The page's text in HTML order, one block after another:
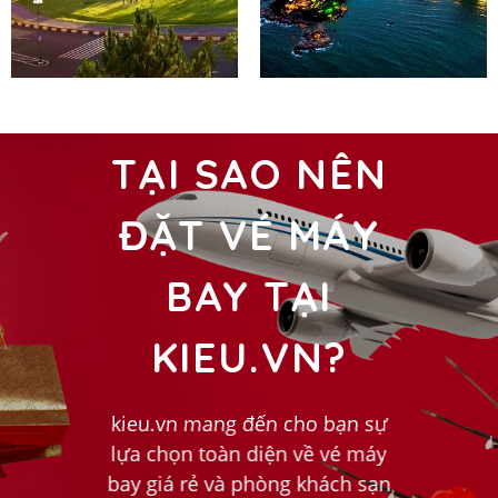
TẠI SAO NÊN
ĐẶT VÉ MÁY
BAY TẠI
KIEU.VN?
kieu.vn mang đến cho bạn sự
lựa chọn toàn diện về vé máy
bay giá rẻ và phòng khách sạn